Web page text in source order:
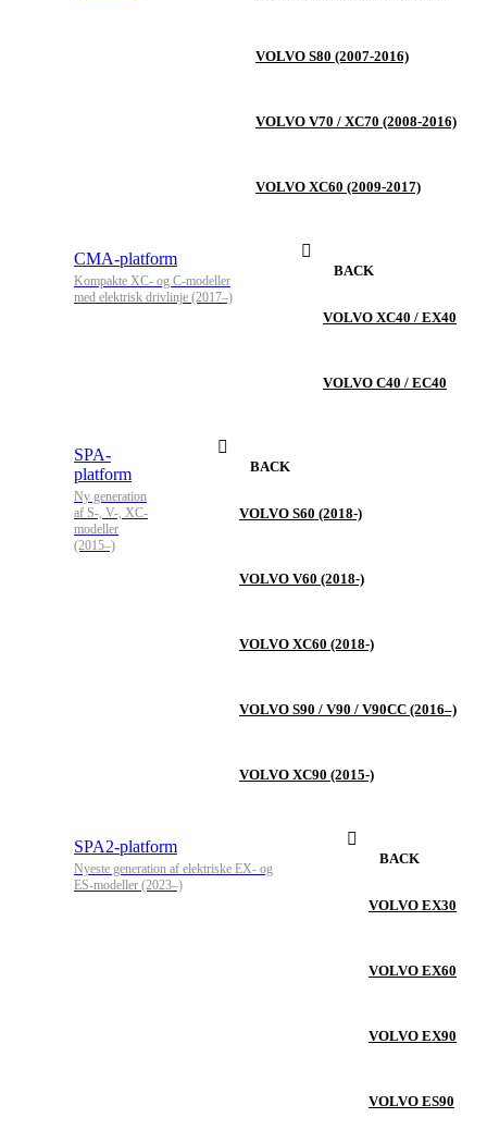
VOLVO S80 (2007-2016)
VOLVO V70 / XC70 (2008-2016)
VOLVO XC60 (2009-2017)
CMA-platform
Kompakte XC- og C-modeller
med elektrisk drivlinje (2017–)
BACK
VOLVO XC40 / EX40
VOLVO C40 / EC40
SPA-
platform
Ny generation
af S-, V-, XC-
modeller
(2015–)
BACK
VOLVO S60 (2018-)
VOLVO V60 (2018-)
VOLVO XC60 (2018-)
VOLVO S90 / V90 / V90CC (2016–)
VOLVO XC90 (2015-)
SPA2-platform
Nyeste generation af elektriske EX- og
ES-modeller (2023–)
BACK
VOLVO EX30
VOLVO EX60
VOLVO EX90
VOLVO ES90